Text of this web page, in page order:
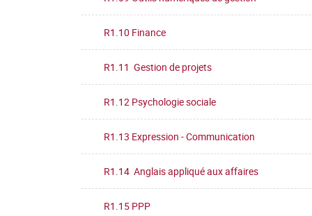
R1.10 Finance
R1.11 Gestion de projets
R1.12 Psychologie sociale
R1.13 Expression - Communication
R1.14 Anglais appliqué aux affaires
R1.15 PPP